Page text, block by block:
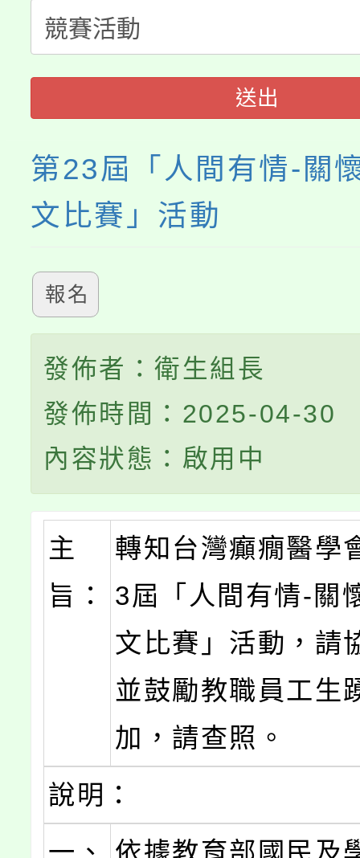
者。
份教師研習
淨零綠生活教案入校路
會
115年食農教育專業人
送出
第23屆「人間有情-關
文比賽」活動
報名
發佈者：衛生組長
發佈時間：2025-04-30
內容狀態：啟用中
主
旨：
轉知台灣癲癇醫學
3屆「人間有情-關
文比賽」活動，請
並鼓勵教職員工生
加，請查照。
說明：